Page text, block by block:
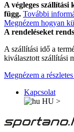
A végleges szállítási
függ. További
Megnézem hogyan
A rendeléseket
A szállítási idő a
kiválasztott szállítási
Megnézem a
Kapcsolat
HU >